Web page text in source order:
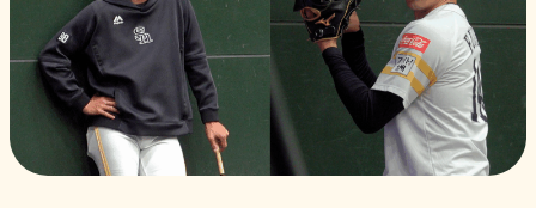
若鷹応援チャンネル
特集記事